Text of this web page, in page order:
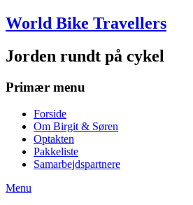
Skip
to
World Bike Travellers
Jorden rundt på cykel
Primær menu
Forside
Om Birgit & Søren
Optakten
Pakkeliste
Samarbejdspartnere
Menu